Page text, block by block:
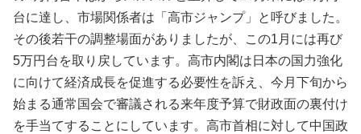
台に達し、市場関係者は「高市ジャンプ」と呼びました。
その後若干の調整場面がありましたが、この1月には再び
5万円台を取り戻しています。高市内閣は日本の国力強化
に向けて経済成長を促進する必要性を訴え、今月下旬から
始まる通常国会で審議される来年度予算で財政面の裏付け
を手当てすることにしています。高市首相に対して中国政